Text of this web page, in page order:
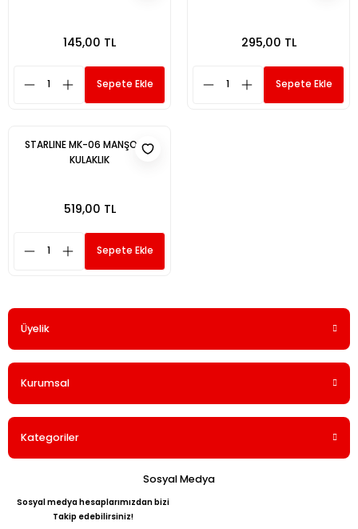
145,00 TL
Sepete Ekle
295,00 TL
Sepete Ekle
STARLINE MK-06 MANŞONLU
KULAKLIK
519,00 TL
Sepete Ekle
Üyelik
Kurumsal
Kategoriler
Sosyal Medya
Sosyal medya hesaplarımızdan bizi
Takip edebilirsiniz!